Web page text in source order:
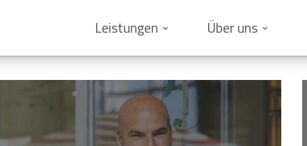
Leistungen Über uns